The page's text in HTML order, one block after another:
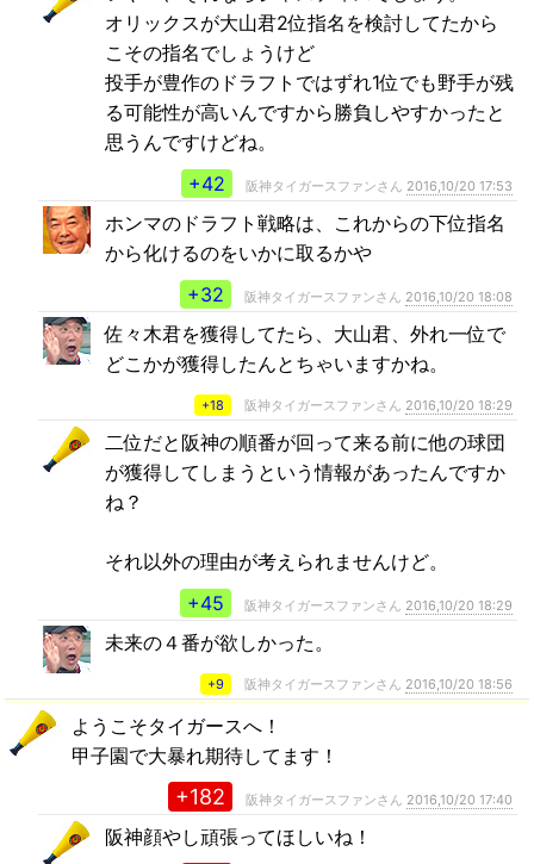
オリックスが大山君2位指名を検討してたから
こその指名でしょうけど
投手が豊作のドラフトではずれ1位でも野手が残
る可能性が高いんですから勝負しやすかったと
思うんですけどね。
+42
阪神タイガースファンさん 2016,10/20 17:53
ホンマのドラフト戦略は、これからの下位指名
から化けるのをいかに取るかや
+32
阪神タイガースファンさん 2016,10/20 18:08
佐々木君を獲得してたら、大山君、外れ一位で
どこかが獲得したんとちゃいますかね。
+18 阪神タイガースファンさん 2016,10/20 18:29
二位だと阪神の順番が回って来る前に他の球団
が獲得してしまうという情報があったんですか
ね？
それ以外の理由が考えられませんけど。
+45
阪神タイガースファンさん 2016,10/20 18:29
未来の４番が欲しかった。
+9 阪神タイガースファンさん 2016,10/20 18:56
ようこそタイガースへ！
甲子園で大暴れ期待してます！
+182 阪神タイガースファンさん 2016,10/20 17:40
阪神顔やし頑張ってほしいね！